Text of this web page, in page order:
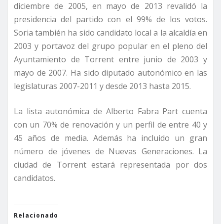
diciembre de 2005, en mayo de 2013 revalidó la
presidencia del partido con el 99% de los votos.
Soria también ha sido candidato local a la alcaldía en
2003 y portavoz del grupo popular en el pleno del
Ayuntamiento de Torrent entre junio de 2003 y
mayo de 2007. Ha sido diputado autonómico en las
legislaturas 2007-2011 y desde 2013 hasta 2015.
La lista autonómica de Alberto Fabra Part cuenta
con un 70% de renovación y un perfil de entre 40 y
45 años de media. Además ha incluido un gran
número de jóvenes de Nuevas Generaciones. La
ciudad de Torrent estará representada por dos
candidatos.
Relacionado